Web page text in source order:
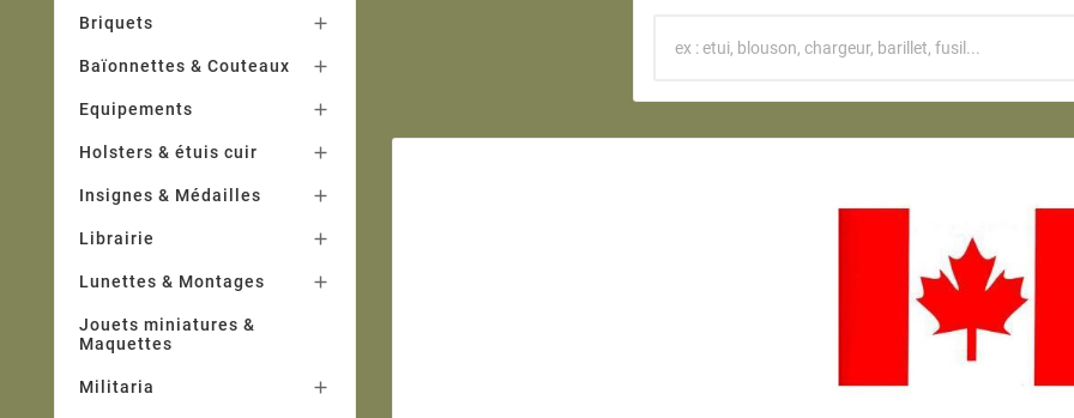
Briquets 
Baïonnettes & Couteaux 
Equipements 
Holsters & étuis cuir 
Insignes & Médailles 
Librairie 
Lunettes & Montages 
Jouets miniatures &
Maquettes
Militaria 